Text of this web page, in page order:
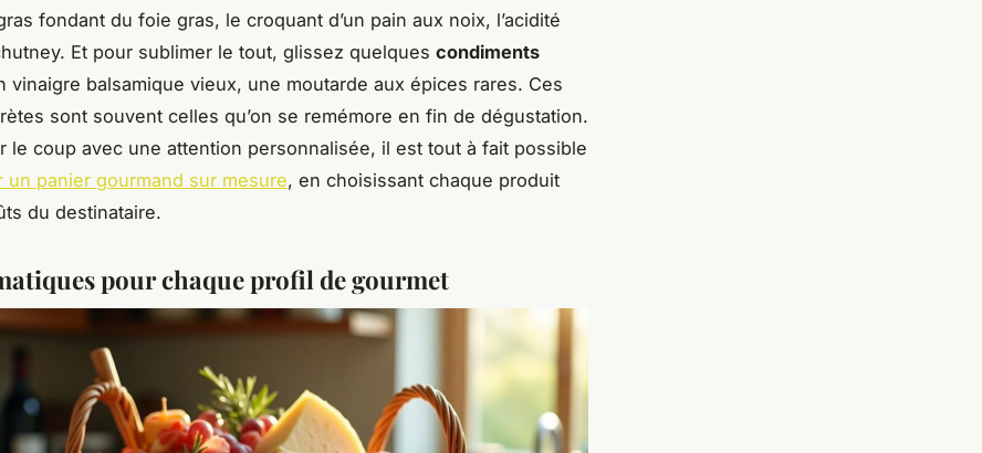
fondant du foie gras, le croquant d’un pain aux noix, l’acidité
Et pour sublimer le tout, glissez quelques condiments
vinaigre balsamique vieux, une moutarde aux épices rares. Ces
sont souvent celles qu’on se remémore en fin de dégustation.
le coup avec une attention personnalisée, il est tout à fait possible
un panier gourmand sur mesure, en choisissant chaque produit
du destinataire.
pour chaque profil de gourmet